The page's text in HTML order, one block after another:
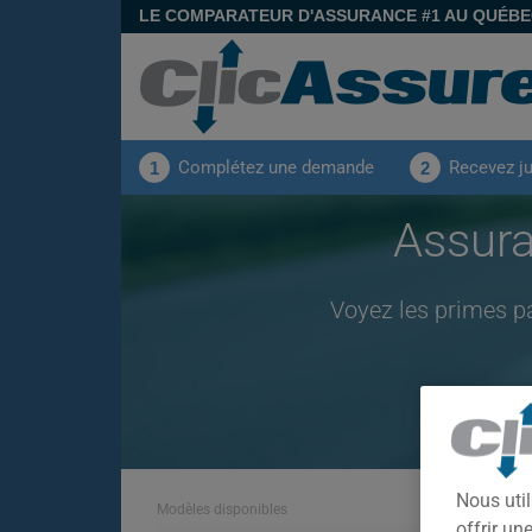
LE COMPARATEUR D'ASSURANCE #1 AU
1 Complétez une demande 2 Recevez
Voyez les primes
Modèles disponibles
Nous